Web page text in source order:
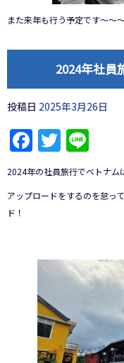
また来年も行う予定です～～
2024年社員
投稿日 2025年3月26日
Facebook
Twitter
2024年の社員旅行でベトナム
アップロードをするのを怠っ
ド！